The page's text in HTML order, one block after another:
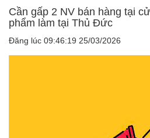
Cần gấp 2 NV bán hàng tại
phẩm làm tại Thủ Đức
Đăng lúc 09:46:19 25/03/2026